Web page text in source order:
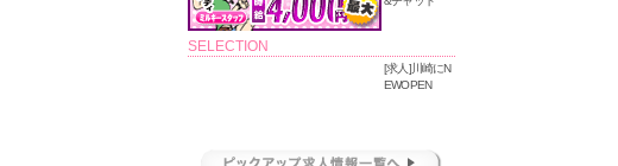
SELECTION
[求人]川崎にN
EWOPEN